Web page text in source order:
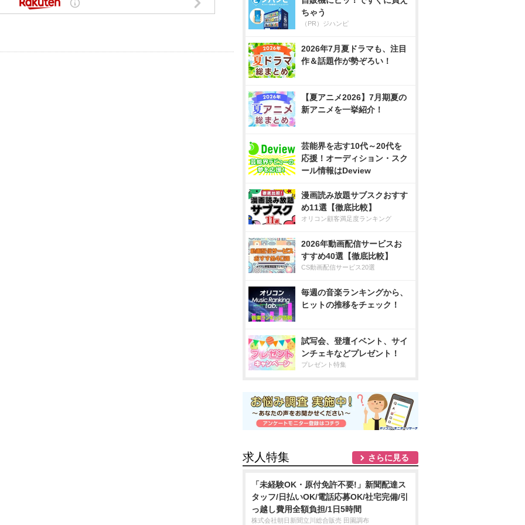
ちゃう
（PR）ジハンピ
2026年7月夏ドラマも、注目
作＆話題作が勢ぞろい！
【夏アニメ2026】7月期夏の
新アニメを一挙紹介！
芸能界を志す10代～20代を
応援！オーディション・スク
ール情報はDeview
漫画読み放題サブスクおすす
め11選【徹底比較】
オリコン顧客満足度ランキング
2026年動画配信サービスお
すすめ40選【徹底比較】
CS動画配信サービス20選
毎週の音楽ランキングから、
ヒットの推移をチェック！
試写会、登壇イベント、サイ
ンチェキなどプレゼント！
プレゼント特集
求人特集 さらに見る
「未経験OK・原付免許不要!」新聞配達ス
タッフ/日払いOK/電話応募OK/社宅完備/引
っ越し費用全額負担/1日5時間
株式会社朝日新聞立川総合販売 田園調布